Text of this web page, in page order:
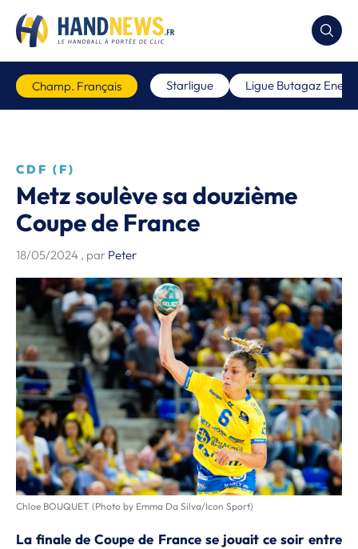
Champ. Français Starligue Ligue Butagaz
CDF (F)
Metz soulève sa douzième
Coupe de France
18/05/2024 , par Peter
Chloe BOUQUET (Photo by Emma Da Silva/Icon Sport)
La finale de Coupe de France se jouait ce soir entre